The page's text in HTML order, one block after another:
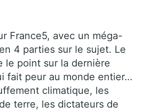
France5, avec un méga-
4 parties sur le sujet. Le
le point sur la dernière
fait peur au monde entier…
climatique, les
terre, les dictateurs de